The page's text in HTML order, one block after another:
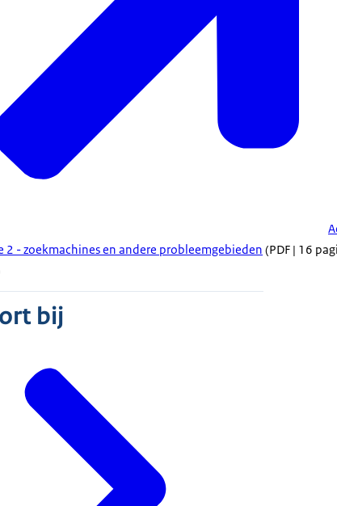
2 - zoekmachines en andere probleemgebieden (PDF | 16
bij